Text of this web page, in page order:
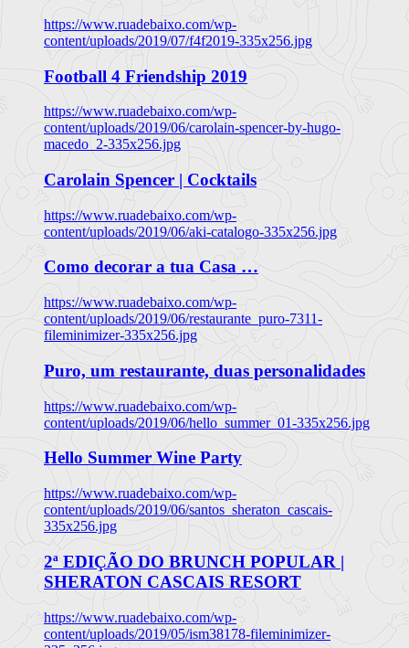
https://www.ruadebaixo.com/wp-
content/uploads/2019/07/f4f2019-335x256.jpg
Football 4 Friendship 2019
https://www.ruadebaixo.com/wp-
content/uploads/2019/06/carolain-spencer-by-hugo-
macedo_2-335x256.jpg
Carolain Spencer | Cocktails
https://www.ruadebaixo.com/wp-
content/uploads/2019/06/aki-catalogo-335x256.jpg
Como decorar a tua Casa …
https://www.ruadebaixo.com/wp-
content/uploads/2019/06/restaurante_puro-7311-
fileminimizer-335x256.jpg
Puro, um restaurante, duas personalidades
https://www.ruadebaixo.com/wp-
content/uploads/2019/06/hello_summer_01-335x256.jpg
Hello Summer Wine Party
https://www.ruadebaixo.com/wp-
content/uploads/2019/06/santos_sheraton_cascais-
335x256.jpg
2ª EDIÇÃO DO BRUNCH POPULAR |
SHERATON CASCAIS RESORT
https://www.ruadebaixo.com/wp-
content/uploads/2019/05/ism38178-fileminimizer-